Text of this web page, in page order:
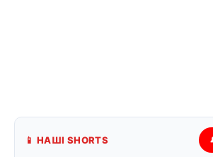
📱 НАШІ SHORTS